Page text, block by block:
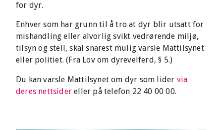
for dyr.
Enhver som har grunn til å tro at dyr blir utsatt for
mishandling eller alvorlig svikt vedrørende miljø,
tilsyn og stell, skal snarest mulig varsle Mattilsynet
eller politiet. (Fra Lov om dyrevelferd, § 5.)
Du kan varsle Mattilsynet om dyr som lider via
deres nettsider eller på telefon 22 40 00 00.